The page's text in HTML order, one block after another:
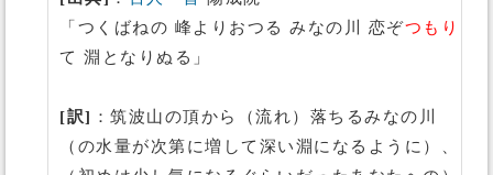
「つくばねの 峰よりおつる みなの川 恋ぞつもり
て 淵となりぬる」
[訳] ：筑波山の頂から（流れ）落ちるみなの川
（の水量が次第に増して深い淵になるように）、